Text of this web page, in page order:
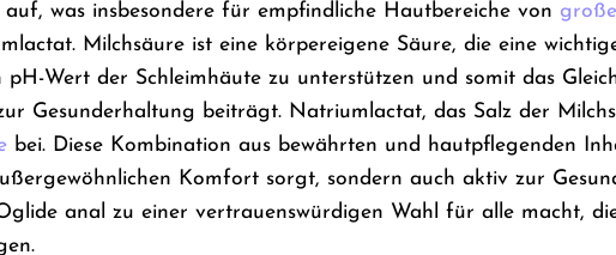
was insbesondere für empfindliche Hautbereiche von
Milchsäure ist eine körpereigene Säure, die eine
Wert der Schleimhäute zu unterstützen und somit das
Gesunderhaltung beiträgt. Natriumlactat, das Salz der
bei. Diese Kombination aus bewährten und hautpflegenden
Komfort sorgt, sondern auch aktiv zur
anal zu einer vertrauenswürdigen Wahl für alle macht,